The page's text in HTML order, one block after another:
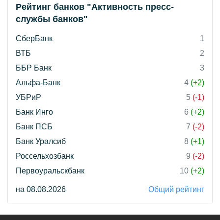
Рейтинг банков "Активность пресс-
службы банков"
СберБанк
1
ВТБ
2
ББР Банк
3
Альфа-Банк
4 (+2)
УБРиР
5 (-1)
Банк Инго
6 (+2)
Банк ПСБ
7 (-2)
Банк Уралсиб
8 (+1)
Россельхозбанк
9 (-2)
Первоуральскбанк
10 (+2)
на 08.08.2026 Общий рейтинг